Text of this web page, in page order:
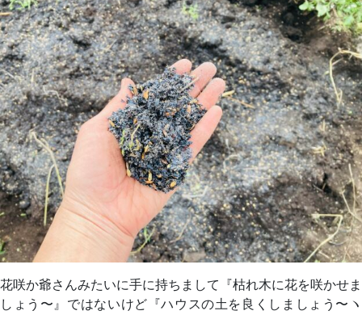
花咲か爺さんみたいに手に持ちまして『枯れ木に花を咲かせま
しょう〜』ではないけど『ハウスの土を良くしましょう〜ヽ